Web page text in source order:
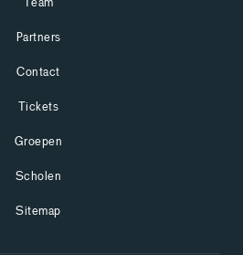
Team
Partners
Contact
Tickets
Groepen
Scholen
Sitemap